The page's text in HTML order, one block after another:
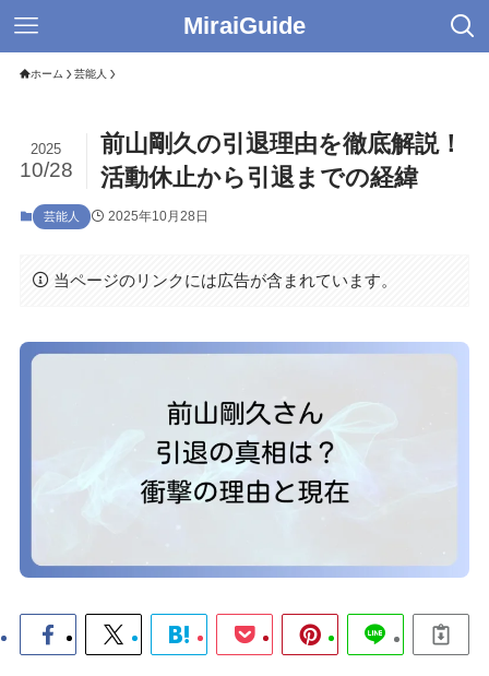
MiraiGuide
ホーム 芸能人
前山剛久の引退理由を徹底解説！
活動休止から引退までの経緯
2025
10/28
芸能人 2025年10月28日
当ページのリンクには広告が含まれています。